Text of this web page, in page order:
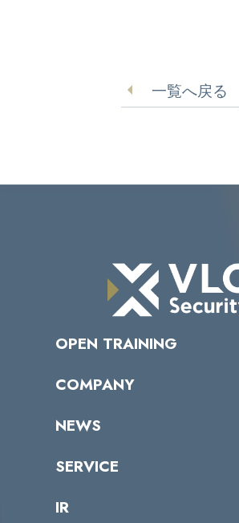
一覧へ戻る
OPEN TRAINING
受講者の声
COMPANY
トップメッセージ
ミッション／ビジョン
パートナー企業一覧
NEWS
サイバーニュース
SERVICE
カテゴリー別サービス一覧
IR